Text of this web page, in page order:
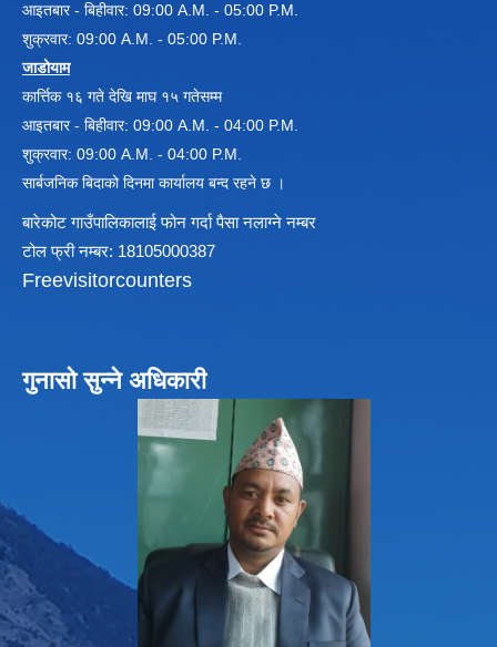
विधायन समिति निर्णयहरु
न्यायिक समिति निर्णयहरु
सुशासन तथा अन्तर सम्वन्ध समिति निर्णयहरु
आइतबार - बिहीवार: 09:00 A.M. - 05:00 P.M.
शुक्रवार: 09:00 A.M. - 05:00 P.M.
जाडोयाम
कार्त्तिक १६ गते देखि माघ १५ गतेसम्म
आइतबार - बिहीवार: 09:00 A.M. - 04:00 P.M.
शुक्रवार: 09:00 A.M. - 04:00 P.M.
सार्बजनिक बिदाको दिनमा कार्यालय बन्द रहने छ ।
बारेकोट गाउँपालिकालाई फोन गर्दा पैसा नलाग्ने नम्बर
टोल फ्री नम्बर: 18105000387
Freevisitorcounters
गुनासो सुन्ने अधिकारी